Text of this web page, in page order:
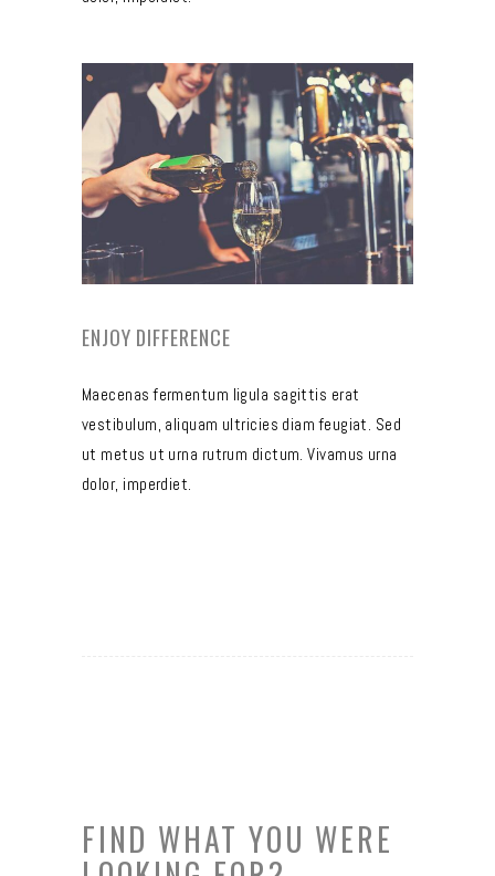
ENJOY DIFFERENCE
Maecenas fermentum ligula sagittis erat
vestibulum, aliquam ultricies diam feugiat. Sed
ut metus ut urna rutrum dictum. Vivamus urna
dolor, imperdiet.
FIND WHAT YOU WERE